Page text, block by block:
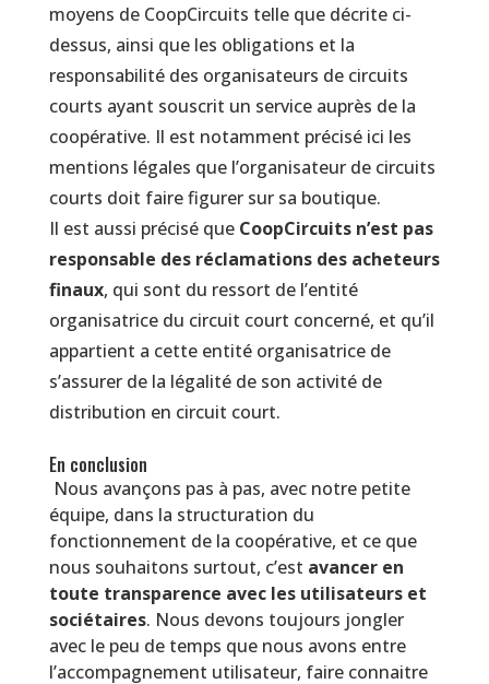
moyens de CoopCircuits telle que décrite ci-
dessus, ainsi que les obligations et la
responsabilité des organisateurs de circuits
courts ayant souscrit un service auprès de la
coopérative. Il est notamment précisé ici les
mentions légales que l’organisateur de circuits
courts doit faire figurer sur sa boutique.
Il est aussi précisé que CoopCircuits n’est pas
responsable des réclamations des acheteurs
finaux, qui sont du ressort de l’entité
organisatrice du circuit court concerné, et qu’il
appartient a cette entité organisatrice de
s’assurer de la légalité de son activité de
distribution en circuit court.
En conclusion
Nous avançons pas à pas, avec notre petite
équipe, dans la structuration du
fonctionnement de la coopérative, et ce que
nous souhaitons surtout, c’est avancer en
toute transparence avec les utilisateurs et
sociétaires. Nous devons toujours jongler
avec le peu de temps que nous avons entre
l’accompagnement utilisateur, faire connaitre